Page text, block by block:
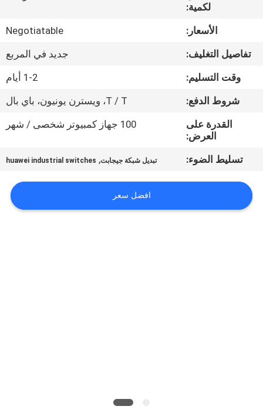
مراقبة
اتصل
SITEMAP
لكمية:
الأسعار:
Negotiatable
تفاصيل التغليف:
جديد في المربع
وقت التسليم:
1-2 أيام
شروط الدفع:
T / T، ويسترن يونيون، باي بال
القدرة على
العرض:
100 جهاز كمبيوتر شخصى / شهر
تسليط الضوء: تبديل شبكة جيجابت,
huawei industrial switches
افضل سعر